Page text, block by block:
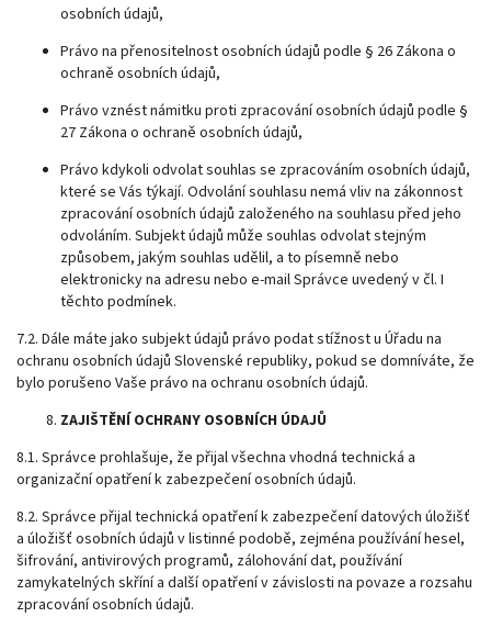
osobních údajů,
Právo na přenositelnost osobních údajů podle § 26 Zákona o
ochraně osobních údajů,
Právo vznést námitku proti zpracování osobních údajů podle §
27 Zákona o ochraně osobních údajů,
Právo kdykoli odvolat souhlas se zpracováním osobních údajů,
které se Vás týkají. Odvolání souhlasu nemá vliv na zákonnost
zpracování osobních údajů založeného na souhlasu před jeho
odvoláním. Subjekt údajů může souhlas odvolat stejným
způsobem, jakým souhlas udělil, a to písemně nebo
elektronicky na adresu nebo e-mail Správce uvedený v čl. I
těchto podmínek.
7.2. Dále máte jako subjekt údajů právo podat stížnost u Úřadu na
ochranu osobních údajů Slovenské republiky, pokud se domníváte, že
bylo porušeno Vaše právo na ochranu osobních údajů.
ZAJIŠTĚNÍ OCHRANY OSOBNÍCH ÚDAJŮ
8.1. Správce prohlašuje, že přijal všechna vhodná technická a
organizační opatření k zabezpečení osobních údajů.
8.2. Správce přijal technická opatření k zabezpečení datových úložišť
a úložišť osobních údajů v listinné podobě, zejména používání hesel,
šifrování, antivirových programů, zálohování dat, používání
zamykatelných skříní a další opatření v závislosti na povaze a rozsahu
zpracování osobních údajů.